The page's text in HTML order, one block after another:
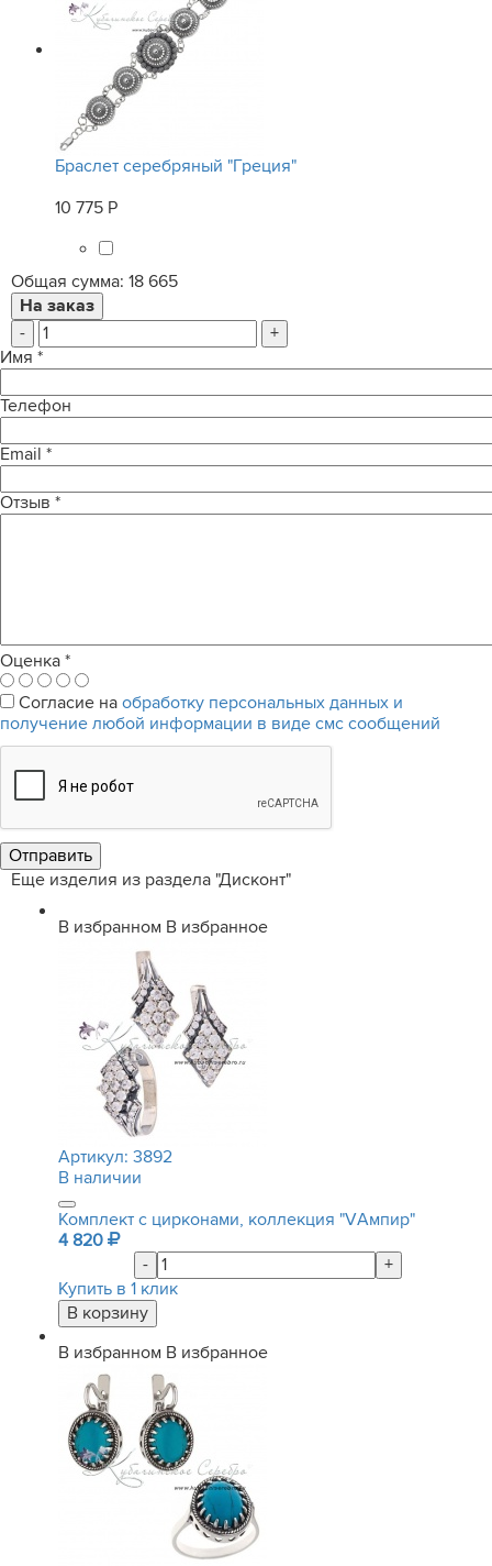
Браслет серебряный "Греция"
10 775 Р
Общая сумма: 18 665
-
+
Имя *
Телефон
Email *
Отзыв *
Оценка *
Согласие на обработку персональных данных и
получение любой информации в виде смс сообщений
Еще изделия из раздела "Дисконт"
В избранном В избранное
Артикул: 3892
В наличии
Комплект с цирконами, коллекция "VАмпир"
4 820
-
+
Купить в 1 клик
В избранном В избранное